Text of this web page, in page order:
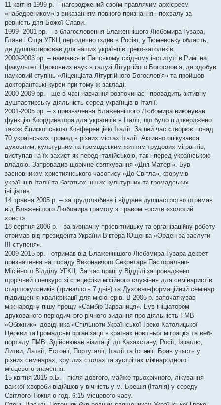
11 квітня 1999 р. – нагороджений своїм правлячим архієреєм
«набедреником» з виказанням повного признання і похвалу за
ревність для Божої Слави.
1999- 2001 рр. – з благословення Блаженнішого Любомира Гузара,
Глави і Отця УГКЦ періодично їздив в Росію, у Тюменську область,
де душпастирював для наших українців греко-католиків.
2000-2003 рр. – навчався в Папському східному інституті в Римі на
факультеті Церковних наук в галузі Літургійого Богослов’я, де здобув
науковий ступінь «Ліценціата Літургійного Богослов'я» та пройшов
докторантські курси при тому ж закладі.
2000-2009 рр. - ще в часі навчання розпочинає і провадить активну
душпастирську діяльність серед українців в Італії.
2001-2005 рр. – з призначення Блаженнішого Любомира виконував
функцію Координатора для українців в Італії, що було підтверджено
також Єпископською Конференцією Італії. За цей час створює понад
70 українських громад в різних містах Італії. Активно опікувався
духовним, культурним та громадським життям трудових мігрантів,
виступав на їх захист як перед італійською, так і перед українською
владою. Запровадив щорічне святкування «Дня Матері». Був
засновником християнського часопису «До Світла», форумів
українців Італії та багатьох інших культурних та громадських
ініціатив.
14 травня 2005 р. – за трудолюбиве і віддане душпастрство отримав
від Блаженішого Любомира грамоту з правом носити «золотий
хрест».
18 серпня 2006 р. - за визначну просвітницьку та організаційну роботу
отримав від президента України Віктора Ющенка «Орден за заслуги
ІІІ ступеня».
2009-2015 рр. - отримав від Блаженнішого Любомира Гузара декрет
призначення на посаду Виконавчого Секретаря Пасторально-
Місійного Відділу УГКЦ. За час праці у Відділі запроваджено
щорічний спецкурс зі специфіки місійного служіння для семінаристів
старшокурсників (тривалість 7 днів) та Духовно-формаційний семінар
підвищення кваліфікації для місіонерів. В 2005 р. започаткував
міжнародну пішу прощу «Самбір-Зарваниця». Був ініціатором
друкованого періодичного річного видання про діяльність ПМВ
«Обіжник», довідника «Спільноти Української Греко-Католицької
Церкви та Громадські організації в країнах новітньої міграції» та веб-
порталу ПМВ. Здійснював візитації до Казахстану, Росії, Ізраїлю,
Литви, Латвії, Естонії, Португалії, Італії та Іспанії. Брав участь у
різних семінарах, круглих столах та зустрічах міжнародного і
місцевого значення.
15 квітня 2015 р.Б. - після довгого, майже трьохрічного, лікування
важкої хвороби відійшов у вічність у м. Брешія (Італія) у середу
Світлого Тижня о год. 6:15 місцевого часу.